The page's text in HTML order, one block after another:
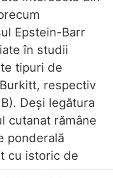
Epstein-Barr
în studii
tipuri de
respectiv
Deși legătura
cutanat rămâne
ponderală
cu istoric de